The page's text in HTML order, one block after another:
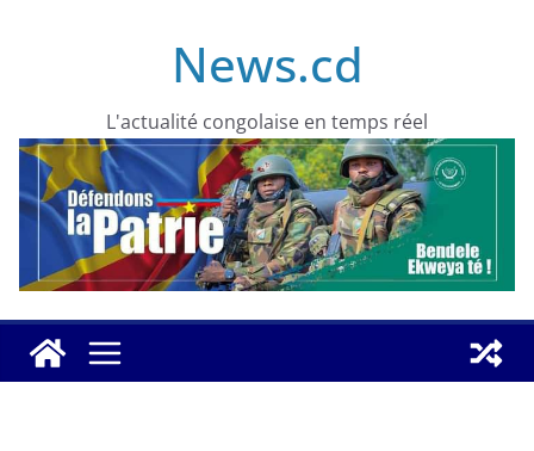
News.cd
L'actualité congolaise en temps réel